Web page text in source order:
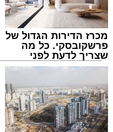
מכרז הדירות הגדול של
פרשקובסקי. כל מה
שצריך לדעת לפני
שמגישים הצעה לדירה